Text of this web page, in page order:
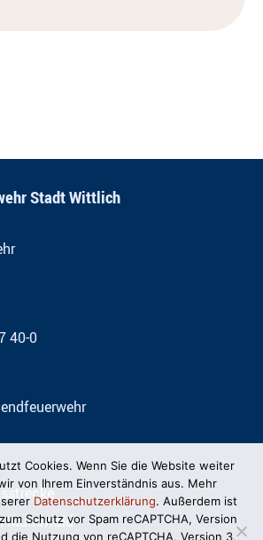
Stadt Wittlich
40-0
Mundwald
Cookies. Wenn Sie die Website weiter
von Ihrem Einverständnis aus. Mehr
Datenschutzerklärung. Außerdem ist
Schutz vor Spam reCAPTCHA, Version
die Nutzung von reCAPTCHA, Version 3,